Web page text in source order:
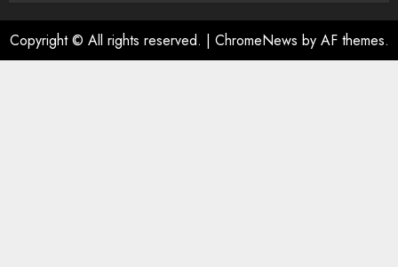
Copyright © All rights reserved. | ChromeNews by AF themes.